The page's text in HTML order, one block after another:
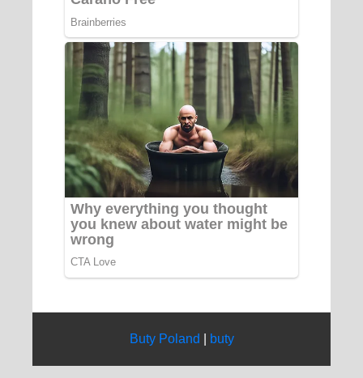
Buty Poland buty